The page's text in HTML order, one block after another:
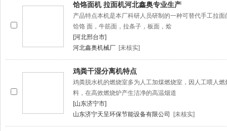
饸饹面机 拉面机河北鑫奥专业生产
产品特点本机是本厂科研人员研制的一种可替代手工拉
饸饹 面，牛筋面，拉条子，板面，烩
[河北邢台市]
河北鑫奥机械厂 [未核实]
鸡粪干湿分离机特点
鸡粪脱水机的燃烧室多为人工加煤燃烧室，因人工喂人
料，在高效燃烧炉产生洁净的高温烟道
[山东济宁市]
山东济宁天呈环保节能设备有限公司
[未核实]